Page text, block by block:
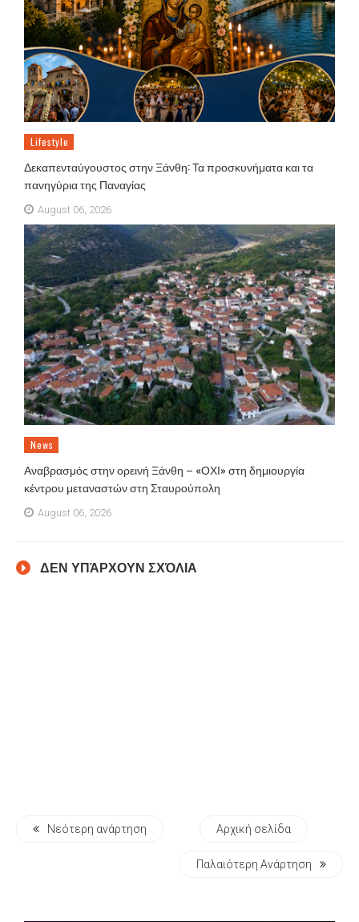
Lifestyle
Δεκαπενταύγουστος στην Ξάνθη: Τα προσκυνήματα και τα
πανηγύρια της Παναγίας
August 06, 2026
News
Αναβρασμός στην ορεινή Ξάνθη – «ΟΧΙ» στη δημιουργία
κέντρου μεταναστών στη Σταυρούπολη
August 06, 2026
ΔΕΝ ΥΠΆΡΧΟΥΝ ΣΧΌΛΙΑ
Νεότερη ανάρτηση Αρχική σελίδα
Παλαιότερη Ανάρτηση